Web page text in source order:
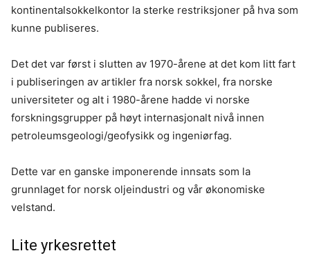
kontinentalsokkelkontor la sterke restriksjoner på hva som
kunne publiseres.
Det det var først i slutten av 1970-årene at det kom litt fart
i publiseringen av artikler fra norsk sokkel, fra norske
universiteter og alt i 1980-årene hadde vi norske
forskningsgrupper på høyt internasjonalt nivå innen
petroleumsgeologi/geofysikk og ingeniørfag.
Dette var en ganske imponerende innsats som la
grunnlaget for norsk oljeindustri og vår økonomiske
velstand.
Lite yrkesrettet